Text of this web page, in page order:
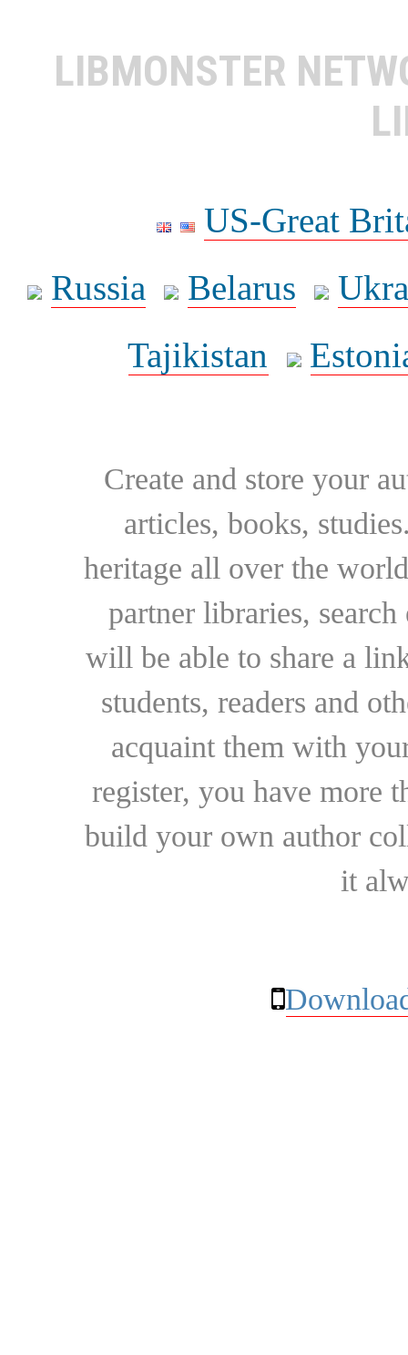
LIBMONSTER
US-Great
Russia
Belarus
Tajikistan
Create and store your
articles, books,
heritage all over the
partner libraries,
will be able to share a
students, readers and
acquaint them with
register, you have more
build your own author
it